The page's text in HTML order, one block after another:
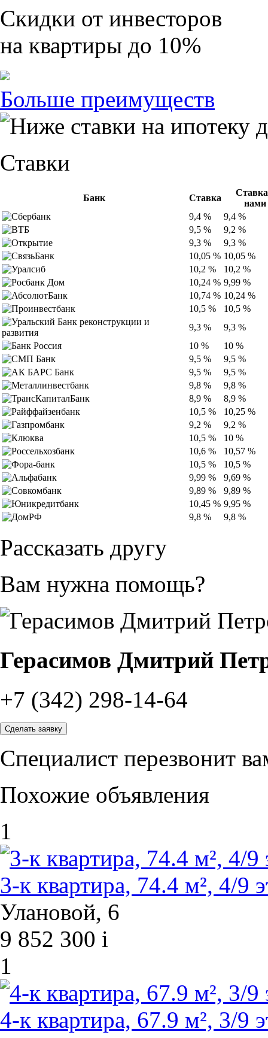
Скидки от инвесторов
на квартиры до 10%
Больше преимуществ
Ставки
Банк Ставка
нами
9,4 %
9,4 %
9,5 %
9,2 %
9,3 %
9,3 %
10,05 % 10,05 %
10,2 %
10,2 %
10,24 % 9,99 %
10,74 % 10,24 %
10,5 %
10,5 %
9,3 %
9,3 %
10 %
10 %
9,5 %
9,5 %
9,5 %
9,5 %
9,8 %
9,8 %
8,9 %
8,9 %
10,5 %
10,25 %
9,2 %
9,2 %
10,5 %
10 %
10,6 %
10,57 %
10,5 %
10,5 %
9,99 %
9,69 %
9,89 %
9,89 %
10,45 % 9,95 %
9,8 %
9,8 %
Рассказать другу
Вам нужна помощь?
Герасимов Дмитрий
+7 (342) 298-14-64
Сделать заявку
Специалист перезвонит
Похожие объявления
1
3-к квартира, 74.4 м², 4/9
Улановой, 6
9 852 300 i
1
4-к квартира, 67.9 м², 3/9